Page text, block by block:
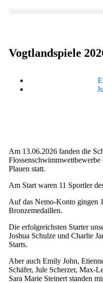
Vogtlandspiele
Am 13.06.2026 fanden die
Plauen statt.
Am Start waren 11 Sportler
Auf das Nemo-Konto gingen
Bronzemedaillen.
Die erfolgreichsten Starter
Joshua Schulze und Charlie
Starts.
Aber auch Emily John,
Schäfer, Jule Scherzer, Max-
Sara Marie Steinert standen